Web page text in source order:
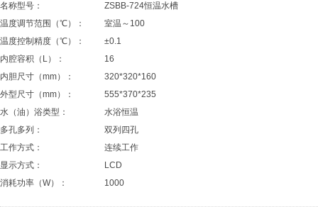
名称型号：
ZSBB-724恒温水槽
温度调节范围（℃）：
室温～100
温度控制精度（℃）：
±0.1
内腔容积（L）：
16
内胆尺寸（mm）：
320*320*160
外型尺寸（mm）：
555*370*235
水（油）浴类型：
水浴恒温
多孔多列：
双列四孔
工作方式：
连续工作
显示方式：
LCD
消耗功率（W）：
1000